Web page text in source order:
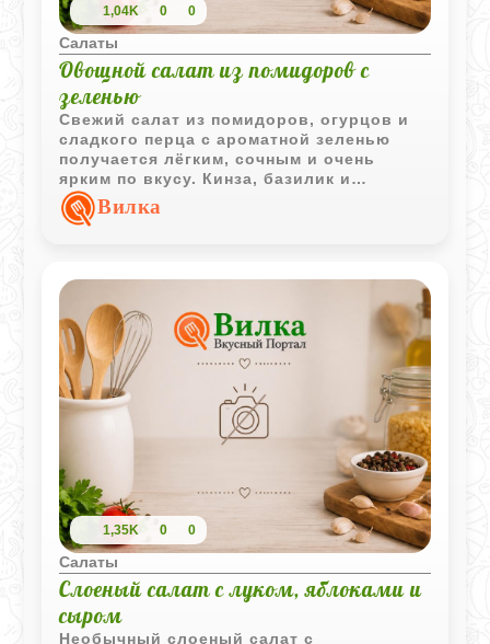
1,04K 0 0
Салаты
Овощной салат из помидоров с
зеленью
Свежий салат из помидоров, огурцов и
сладкого перца с ароматной зеленью
получается лёгким, сочным и очень
ярким по вкусу. Кинза, базилик и
петрушка делают блюдо особенно
ароматным и свежим.
Вилка
1,35K 0 0
Салаты
Слоеный салат с луком, яблоками и
сыром
Необычный слоеный салат с